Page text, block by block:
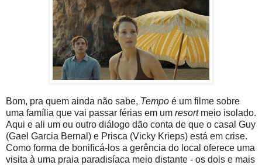
Bom, pra quem ainda não sabe, Tempo é um filme sobre
uma família que vai passar férias em um resortmeio isolado.
Aqui e ali um ou outro diálogo dão conta de que o casal Guy
(Gael Garcia Bernal) e Prisca (Vicky Krieps) está em crise.
Como forma de bonificá-los a gerência do local oferece uma
visita à uma praia paradisíaca meio distante - os dois e mais